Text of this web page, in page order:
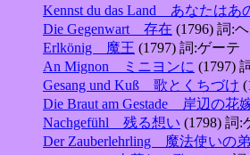
Kennst du das Land あなたは
Die Gegenwart 存在 (1796) 詞:
Erlkönig 魔王 (1797) 詞:ゲーテ
An Mignon ミニヨンに (1797)
Gesang und Kuß 歌とくちづけ
Die Braut am Gestade 岸辺の花
Nachgefühl 残る想い (1798) 詞:
Der Zauberlehrling 魔法使いの